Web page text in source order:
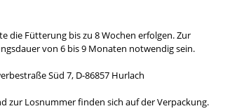
die Fütterung bis zu 8 Wochen erfolgen. Zur
von 6 bis 9 Monaten notwendig sein.
Süd 7, D-86857 Hurlach
zur Losnummer finden sich auf der Verpackung.